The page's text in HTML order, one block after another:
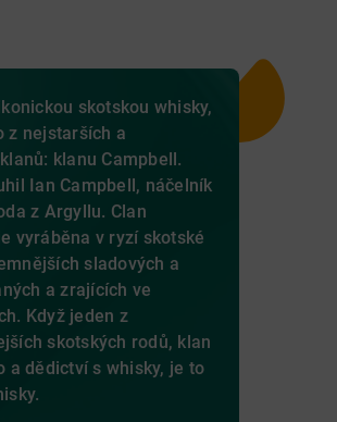
skotskou whisky,
z nejstarších a
klanu Campbell.
Ian Campbell, náčelník
z Argyllu. Clan
vyráběna v ryzí skotské
sladových a
a zrajících ve
Když jeden z
skotských rodů, klan
a dědictví s whisky, je to